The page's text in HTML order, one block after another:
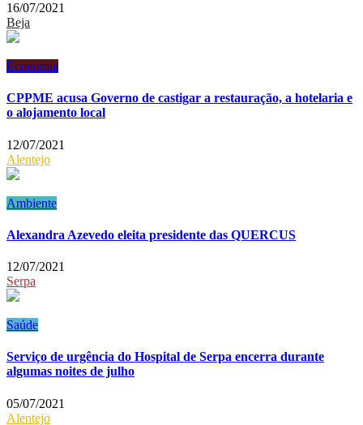
16/07/2021
Beja
Economia
CPPME acusa Governo de castigar a restauração, a hotelaria e
o alojamento local
12/07/2021
Alentejo
Ambiente
Alexandra Azevedo eleita presidente das QUERCUS
12/07/2021
Serpa
Saúde
Serviço de urgência do Hospital de Serpa encerra durante
algumas noites de julho
05/07/2021
Alentejo